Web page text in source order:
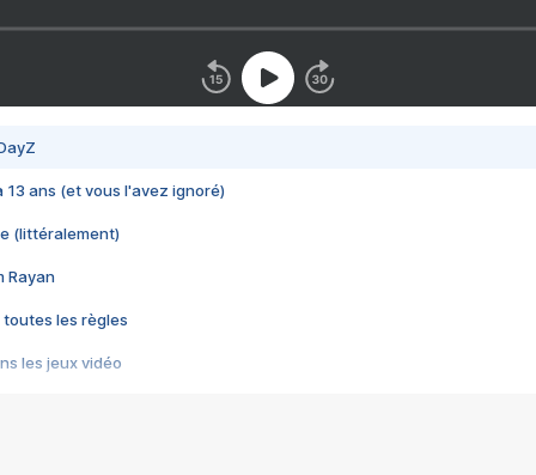
13 ans (et vous l'avez ignoré)
(littéralement)
Rayan
toutes les règles
les jeux vidéo